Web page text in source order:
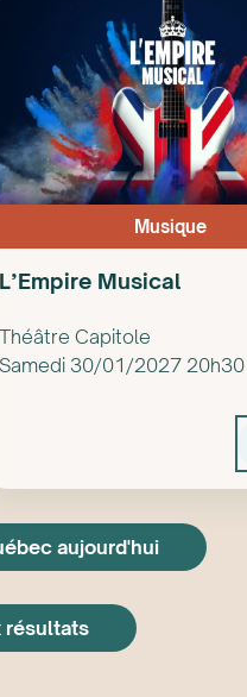
Musique
L’Empire Musical
Théâtre Capitole
Samedi 30/01/2027 20h30
aujourd'hui
résultats